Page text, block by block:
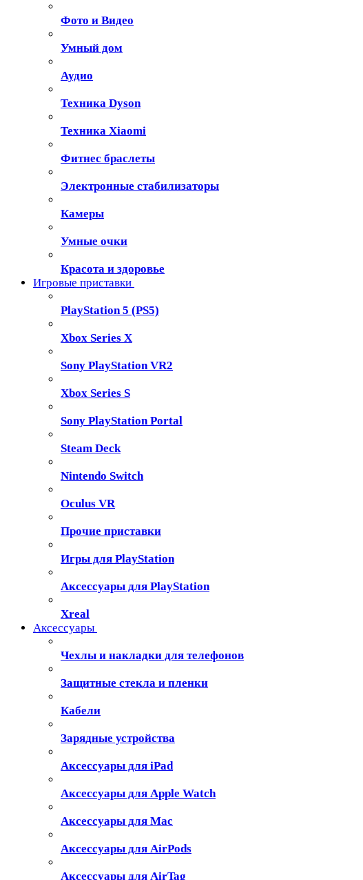
Фото и Видео
Умный дом
Аудио
Техника Dyson
Техника Xiaomi
Фитнес браслеты
Электронные стабилизаторы
Камеры
Умные очки
Красота и здоровье
Игровые приставки
PlayStation 5 (PS5)
Xbox Series X
Sony PlayStation VR2
Xbox Series S
Sony PlayStation Portal
Steam Deck
Nintendo Switch
Oculus VR
Прочие приставки
Игры для PlayStation
Аксессуары для PlayStation
Xreal
Аксессуары
Чехлы и накладки для телефонов
Защитные стекла и пленки
Кабели
Зарядные устройства
Аксессуары для iPad
Аксессуары для Apple Watch
Аксессуары для Mac
Аксессуары для AirPods
Аксессуары для AirTag